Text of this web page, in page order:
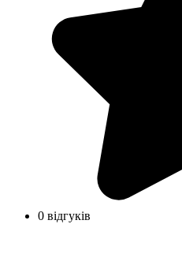
0 відгуків